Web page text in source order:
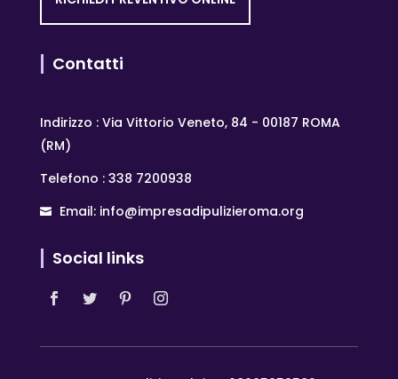
Contatti
Indirizzo : Via Vittorio Veneto, 84 - 00187 ROMA
(RM)
Telefono : 338 7200938
Email: info@impresadipulizieroma.org
Social links